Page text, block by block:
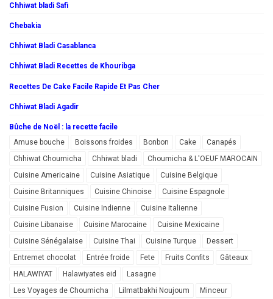
Chhiwat bladi Safi
Chebakia
Chhiwat Bladi Casablanca
Chhiwat Bladi Recettes de Khouribga
Recettes De Cake Facile Rapide Et Pas Cher
Chhiwat Bladi Agadir
Bûche de Noël : la recette facile
Amuse bouche
Boissons froides Bonbon Cake
Canapés
Chhiwat Choumicha
Chhiwat bladi
Choumicha & L'OEUF MAROCAIN
Cuisine Americaine
Cuisine Asiatique
Cuisine Belgique
Cuisine Britanniques
Cuisine Chinoise
Cuisine Espagnole
Cuisine Fusion
Cuisine Indienne
Cuisine Italienne
Cuisine Libanaise
Cuisine Marocaine
Cuisine Mexicaine
Cuisine Sénégalaise
Cuisine Thai Cuisine Turque
Dessert
Entremet chocolat
Entrée froide Fete Fruits Confits
Gâteaux
HALAWIYAT
Halawiyates eid
Lasagne
Les Voyages de Choumicha
Lilmatbakhi Noujoum Minceur